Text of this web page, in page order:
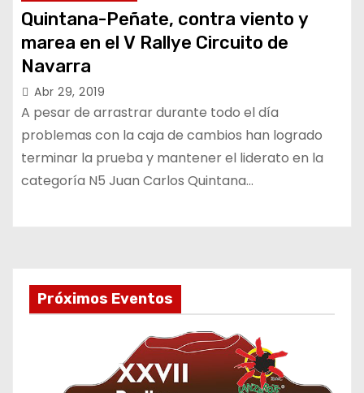
Quintana-Peñate, contra viento y
marea en el V Rallye Circuito de
Navarra
Abr 29, 2019
A pesar de arrastrar durante todo el día
problemas con la caja de cambios han logrado
terminar la prueba y mantener el liderato en la
categoría N5 Juan Carlos Quintana…
Próximos Eventos